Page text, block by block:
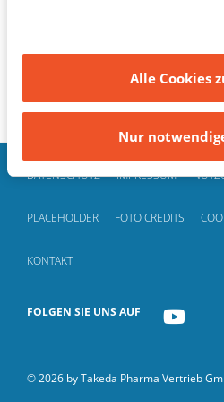
des Bildschirms oder über
Einwilligungen zu widerrufen
Alle Cookies
Nur
DATENSCHUTZ IMPRESSUM
PLACEHOLDER FOTO CREDITS
KONTAKT
FOLGEN SIE UNS AUF
YOUTUBE
© 2026 by Takeda Pharma Vertrieb